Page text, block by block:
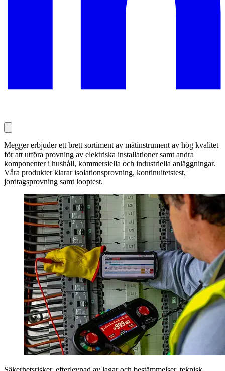
Megger erbjuder ett brett sortiment av mätinstrument av hög kvalitet
för att utföra provning av elektriska installationer samt andra
komponenter i hushåll, kommersiella och industriella anläggningar.
Våra produkter klarar isolationsprovning, kontinuitetstest,
jordtagsprovning samt looptest.